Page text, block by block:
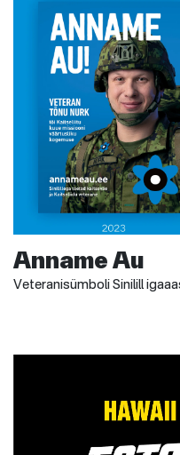
Anname Au
Veteranisümboli Sinilill